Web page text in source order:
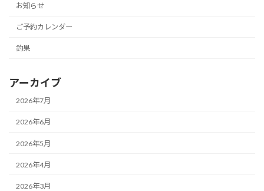
お知らせ
ご予約カレンダー
釣果
アーカイブ
2026年7月
2026年6月
2026年5月
2026年4月
2026年3月